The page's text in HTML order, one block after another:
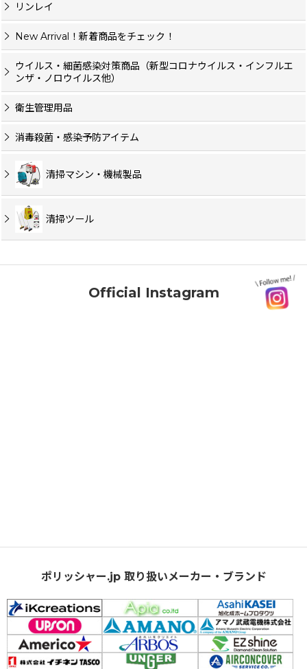
リンレイ
New Arrival！新着商品をチェック！
ウイルス・細菌感染対策商品（新型コロナウイルス・インフルエ
ンザ・ノロウイルス他）
衛生管理用品
消毒殺菌・感染予防アイテム
清掃マシン・機械製品
清掃ツール
Official Instagram
ポリッシャー.jp 取り扱いメーカー・ブランド